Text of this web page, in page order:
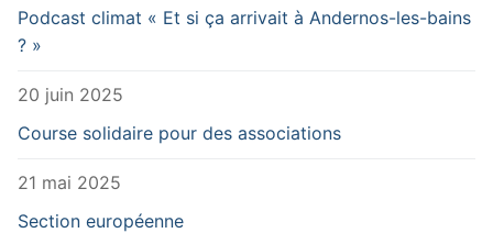
Podcast climat « Et si ça arrivait à Andernos-les-bains
? »
20 juin 2025
Course solidaire pour des associations
21 mai 2025
Section européenne